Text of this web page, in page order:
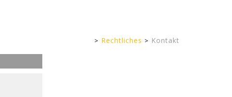
Kinderseite
Rechtliches Kontakt